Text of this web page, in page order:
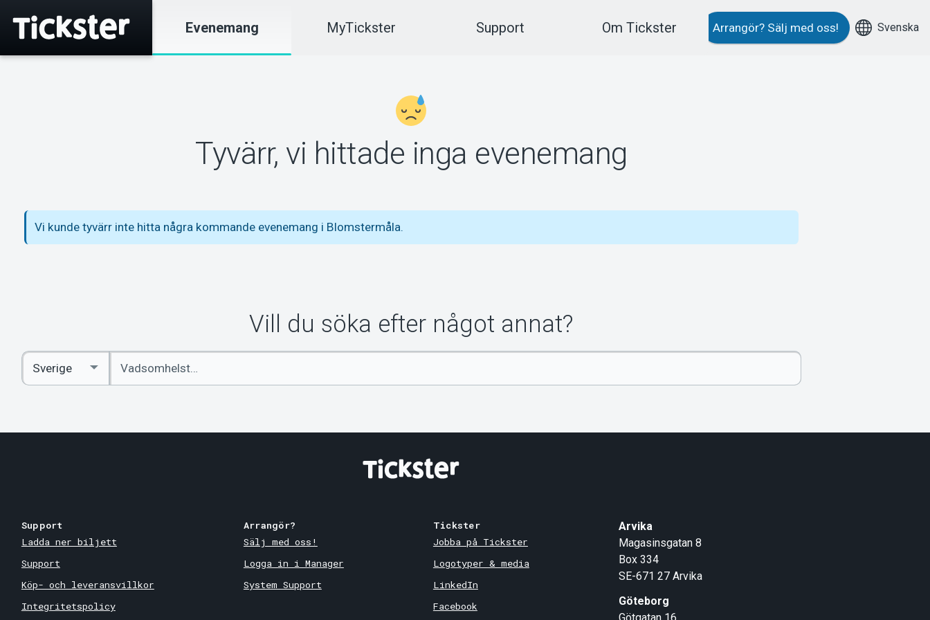
Evenemang MyTickster Support Om Tickster Arrangör? Sälj med oss! Svenska
Tyvärr, vi hittade inga evenemang
Vi kunde tyvärr inte hitta några kommande evenemang i Blomstermåla.
Vill du söka efter något annat?
Ange
sökord
Select
Country
Support
Ladda ner biljett
Support
Köp- och leveransvillkor
Integritetspolicy
Arrangör?
Sälj med oss!
Logga in i Manager
System Support
Tickster
Jobba på Tickster
Logotyper & media
LinkedIn
Facebook
Arvika
Magasinsgatan 8
Box 334
SE-671 27 Arvika
Göteborg